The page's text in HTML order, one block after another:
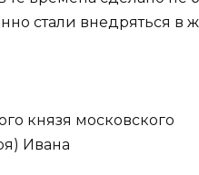
стали внедряться в
князя московского
Ивана